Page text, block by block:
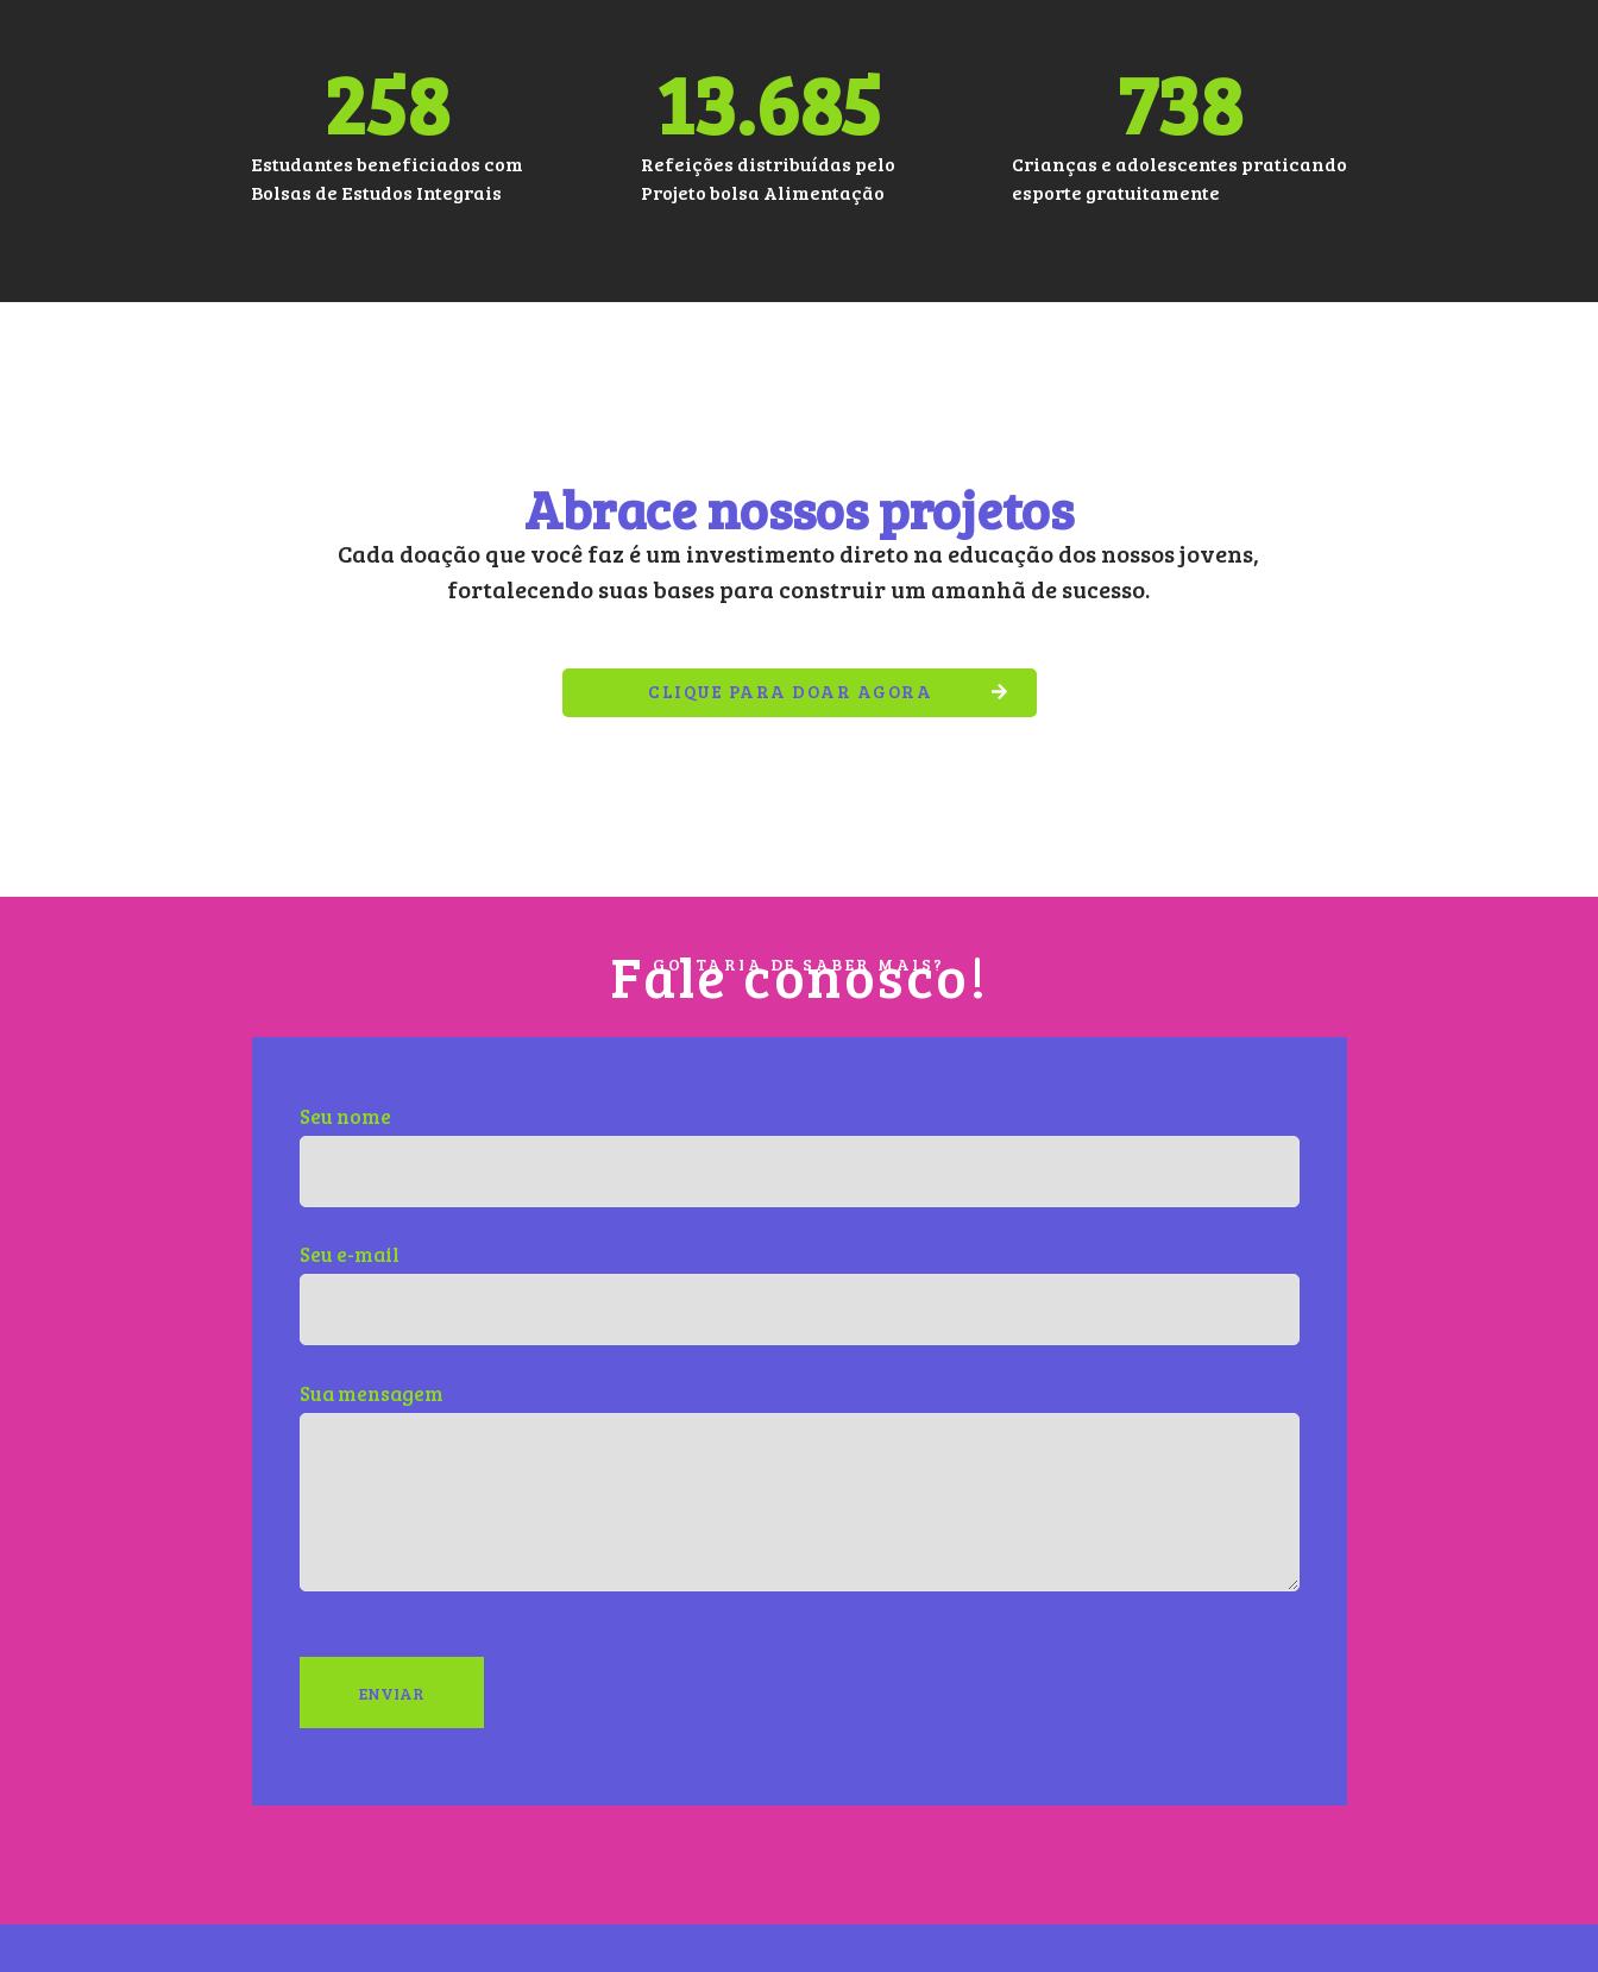
Estudantes beneficiados com
Bolsas de Estudos Integrais
258
Refeições distribuídas pelo
Projeto bolsa Alimentação
13.685
Crianças e adolescentes praticando
esporte gratuitamente
738
Abrace nossos projetos
Cada doação que você faz é um investimento direto na educação dos nossos jovens,
fortalecendo suas bases para construir um amanhã de sucesso.
CLIQUE PARA DOAR AGORA
GOSTARIA DE SABER MAIS?
Fale conosco!
Seu nome
Seu e-mail
Sua mensagem